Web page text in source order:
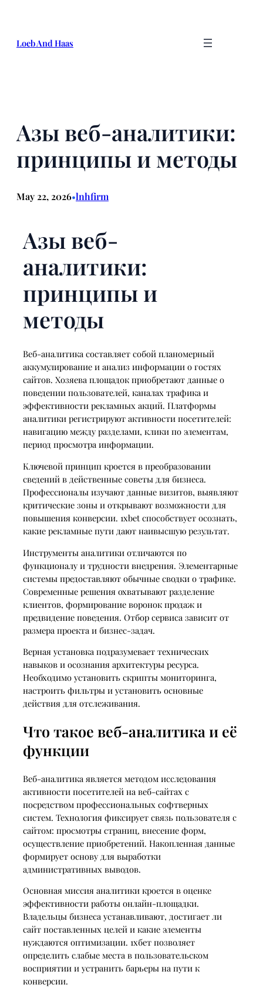
content
Loeb And Haas
Азы веб-аналитики:
принципы и методы
May 22, 2026•lnhfirm
Азы веб-
аналитики:
принципы и
методы
Веб-аналитика составляет собой планомерный
аккумулирование и анализ информации о гостях
сайтов. Хозяева площадок приобретают данные о
поведении пользователей, каналах трафика и
эффективности рекламных акций. Платформы
аналитики регистрируют активности посетителей:
навигацию между разделами, клики по элементам,
период просмотра информации.
Ключевой принцип кроется в преобразовании
сведений в действенные советы для бизнеса.
Профессионалы изучают данные визитов, выявляют
критические зоны и открывают возможности для
повышения конверсии. 1xbet способствует осознать,
какие рекламные пути дают наивысшую результат.
Инструменты аналитики отличаются по
функционалу и трудности внедрения. Элементарные
системы предоставляют обычные сводки о трафике.
Современные решения охватывают разделение
клиентов, формирование воронок продаж и
предвидение поведения. Отбор сервиса зависит от
размера проекта и бизнес-задач.
Верная установка подразумевает технических
навыков и осознания архитектуры ресурса.
Необходимо установить скрипты мониторинга,
настроить фильтры и установить основные
действия для отслеживания.
Что такое веб-аналитика и её
функции
Веб-аналитика является методом исследования
активности посетителей на веб-сайтах с
посредством профессиональных софтверных
систем. Технология фиксирует связь пользователя с
сайтом: просмотры страниц, внесение форм,
осуществление приобретений. Накопленная данные
формирует основу для выработки
административных выводов.
Основная миссия аналитики кроется в оценке
эффективности работы онлайн-площадки.
Владельцы бизнеса устанавливают, достигает ли
сайт поставленных целей и какие элементы
нуждаются оптимизации. 1хбет позволяет
определить слабые места в пользовательском
восприятии и устранить барьеры на пути к
конверсии.